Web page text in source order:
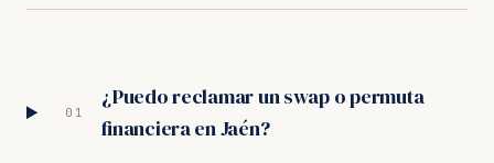
01
¿Puedo reclamar un swap o permuta
financiera en Jaén?